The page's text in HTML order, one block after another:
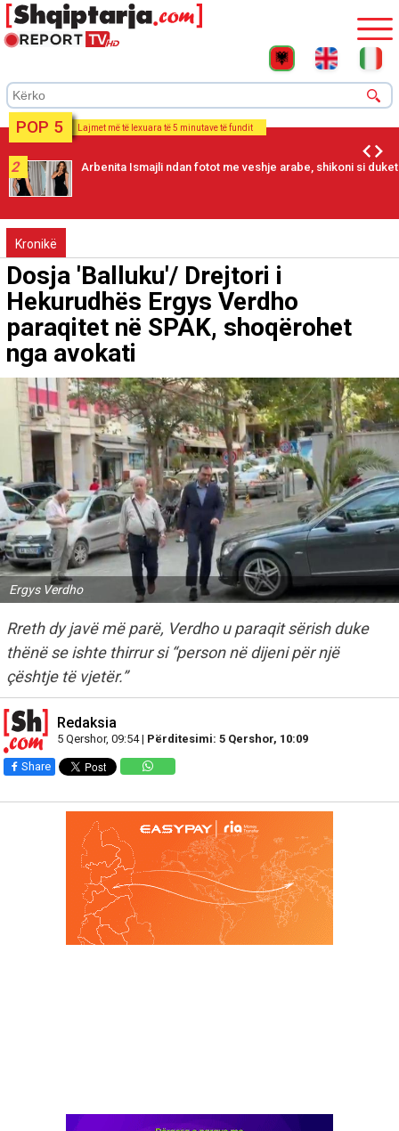
POP 5 Lajmet më të lexuara të 5 minutave të fundit
2 Arbenita Ismajli ndan fotot me veshje arabe, shikoni si duket
Kronikë
Dosja 'Balluku'/ Drejtori i
Hekurudhës Ergys Verdho
paraqitet në SPAK, shoqërohet
nga avokati
Ergys Verdho
Rreth dy javë më parë, Verdho u paraqit sërish duke
thënë se ishte thirrur si “person në dijeni për një
çështje të vjetër.”
Redaksia
5 Qershor, 09:54 | Përditesimi: 5 Qershor, 10:09
Share